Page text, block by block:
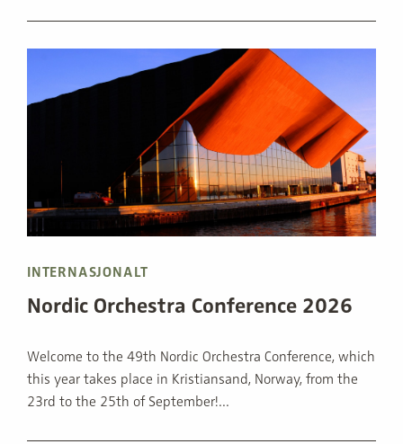
INTERNASJONALT
Nordic Orchestra Conference 2026
Welcome to the 49th Nordic Orchestra Conference, which
this year takes place in Kristiansand, Norway, from the
23rd to the 25th of September!...